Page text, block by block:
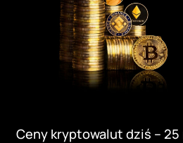
Ceny kryptowalut dziś –